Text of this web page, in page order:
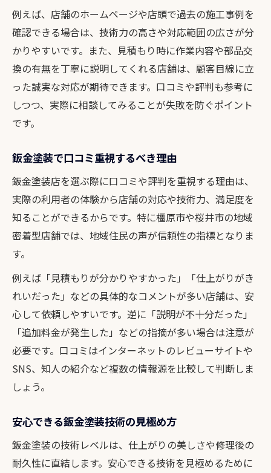
例えば、店舗のホームページや店頭で過去の施工事例を
確認できる場合は、技術力の高さや対応範囲の広さが分
かりやすいです。また、見積もり時に作業内容や部品交
換の有無を丁寧に説明してくれる店舗は、顧客目線に立
った誠実な対応が期待できます。口コミや評判も参考に
しつつ、実際に相談してみることが失敗を防ぐポイント
です。
鈑金塗装で口コミ重視するべき理由
鈑金塗装店を選ぶ際に口コミや評判を重視する理由は、
実際の利用者の体験から店舗の対応や技術力、満足度を
知ることができるからです。特に橿原市や桜井市の地域
密着型店舗では、地域住民の声が信頼性の指標となりま
す。
例えば「見積もりが分かりやすかった」「仕上がりがき
れいだった」などの具体的なコメントが多い店舗は、安
心して依頼しやすいです。逆に「説明が不十分だった」
「追加料金が発生した」などの指摘が多い場合は注意が
必要です。口コミはインターネットのレビューサイトや
SNS、知人の紹介など複数の情報源を比較して判断しま
しょう。
安心できる鈑金塗装技術の見極め方
鈑金塗装の技術レベルは、仕上がりの美しさや修理後の
耐久性に直結します。安心できる技術を見極めるために